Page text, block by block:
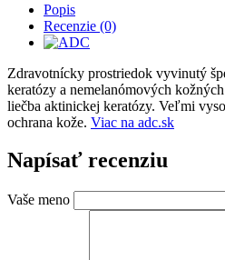
Popis
Recenzie (0)
Zdravotnícky prostriedok vyvinutý
keratózy a nemelanómových
liečba aktinickej keratózy. Veľmi
ochrana kože. Viac na adc.sk
Napísať recenziu
Vaše meno